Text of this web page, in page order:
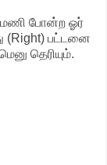
மணி போன்ற ஓர்
(Right) பட்டனை
தெரியும்.